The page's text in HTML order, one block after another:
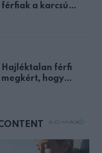
férfiak a karcsú
Hajléktalan férfi
megkért, hogy
mellettem ült az első